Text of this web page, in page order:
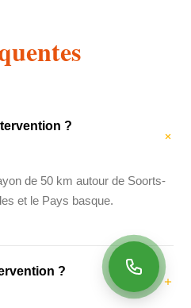
?
de 50 km autour de Soorts-
et le Pays basque.
?